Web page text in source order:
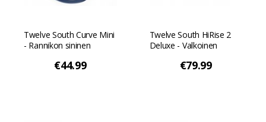
Twelve South Curve Mini
- Rannikon sininen
€44.99
Twelve South HiRise 2
Deluxe - Valkoinen
€79.99